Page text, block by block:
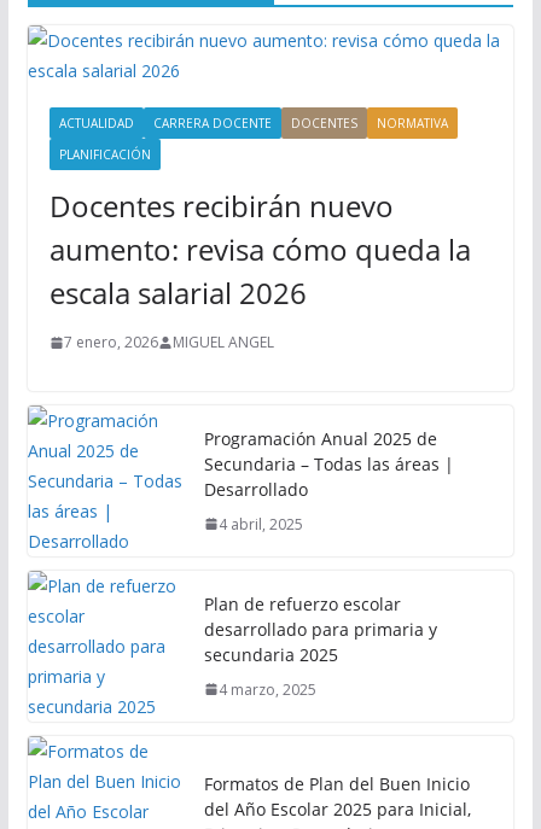
ACTUALIDAD CARRERA DOCENTE DOCENTES
NORMATIVA
PLANIFICACIÓN
Docentes recibirán nuevo
aumento: revisa cómo queda la
escala salarial 2026
7 enero, 2026 MIGUEL ANGEL
Programación Anual 2025 de
Secundaria – Todas las áreas |
Desarrollado
4 abril, 2025
Plan de refuerzo escolar
desarrollado para primaria y
secundaria 2025
4 marzo, 2025
Formatos de Plan del Buen Inicio
del Año Escolar 2025 para Inicial,